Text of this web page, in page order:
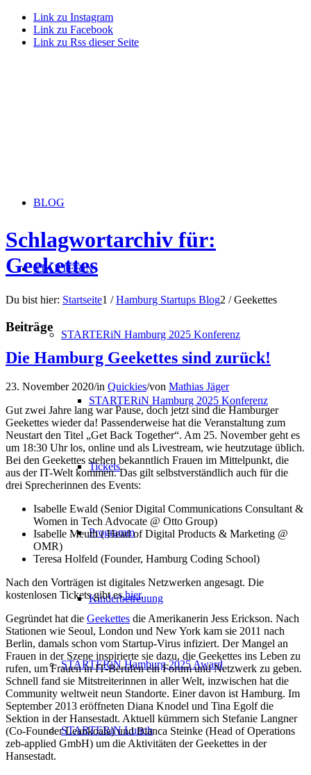
Link zu Instagram
Link zu Facebook
Link zu Rss dieser Seite
BLOG
STARTERiN
STARTERiN Hamburg 2025 Konferenz
STARTERiN Hamburg 2025 Konferenz
Tickets
Programm
Kinderbetreuung
STARTERiN Hamburg 2025 Award
STARTERiN Lunch
Schlagwortarchiv für:
Geekettes
Du bist hier: Startseite1 / Hamburg Startups Blog2 / Geekettes
Beiträge
Die Hamburg Geekettes sind zurück!
23. November 2020/in Quickies/von Mathias Jäger
Gut zwei Jahre lang war Pause, doch jetzt sind die Hamburger
Geekettes wieder da! Passenderweise hat die Veranstaltung zum
Neustart den Titel „Get Back Together“. Am 25. November geht es
um 18:30 Uhr los, online und als Livestream, wie heutzutage üblich.
Bei den Geekettes stehen bekanntlich Frauen im Mittelpunkt, die
aus der IT-Welt kommen. Das gilt selbstverständlich auch für die
drei Sprecherinnen des Events:
Isabelle Ewald (Senior Digital Communications Consultant &
Women in Tech Advocate @ Otto Group)
Isabelle Meuth ( Head of Digital Products & Marketing @
OMR)
Teresa Holfeld (Founder, Hamburg Coding School)
Nach den Vorträgen ist digitales Netzwerken angesagt. Die
kostenlosen Tickets gibt eshier.
Gegründet hat die Geekettes die Amerikanerin Jess Erickson. Nach
Stationen wie Seoul, London und New York kam sie 2011 nach
Berlin, damals schon vom Startup-Virus infiziert. Der Mangel an
Frauen in der Szene inspirierte sie dazu, die Geekettes ins Leben zu
rufen, um Frauen in IT-Berufen ein Forum und Netzwerk zu geben.
Schnell fand sie Mitstreiterinnen in aller Welt, inzwischen hat die
Community weltweit neun Standorte. Einer davon ist Hamburg. Im
September 2013 eröffneten Diana Knodel und Tina Egolf die
Sektion in der Hansestadt. Aktuell kümmern sich Stefanie Langner
(Co-Founder Leankoala) und Bianca Steinke (Head of Operations
zeb-applied GmbH) um die Aktivitäten der Geekettes in der
Hansestadt.